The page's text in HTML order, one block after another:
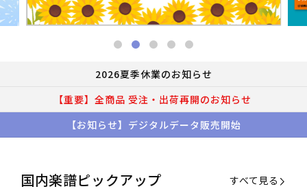
2026夏季休業のお知らせ
【重要】全商品 受注・出荷再開のお知らせ
【お知らせ】デジタルデータ販売開始
国内楽譜ピックアップ すべて見る